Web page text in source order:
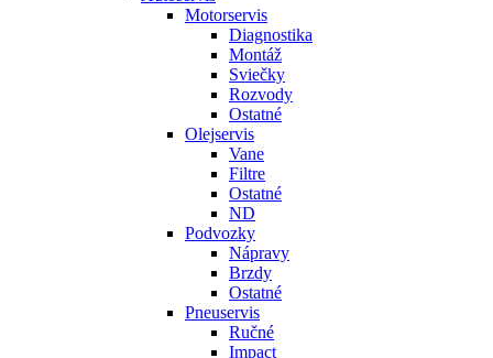
Motorservis
Diagnostika
Montáž
Sviečky
Rozvody
Ostatné
Olejservis
Vane
Filtre
Ostatné
ND
Podvozky
Nápravy
Brzdy
Ostatné
Pneuservis
Ručné
Impact